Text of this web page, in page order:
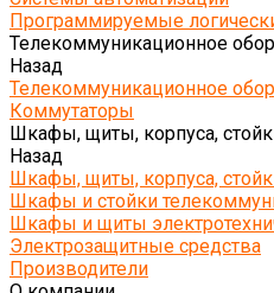
Программируемые
Телекоммуникационное
Назад
Телекоммуникационное
Коммутаторы
Шкафы, щиты, корпуса,
Назад
Шкафы, щиты, корпуса,
Шкафы и стойки
Шкафы и щиты
Электрозащитные средства
Производители